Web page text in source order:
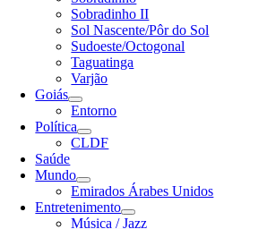
Sobradinho II
Sol Nascente/Pôr do Sol
Sudoeste/Octogonal
Taguatinga
Varjão
Goiás
Entorno
Política
CLDF
Saúde
Mundo
Emirados Árabes Unidos
Entretenimento
Música / Jazz